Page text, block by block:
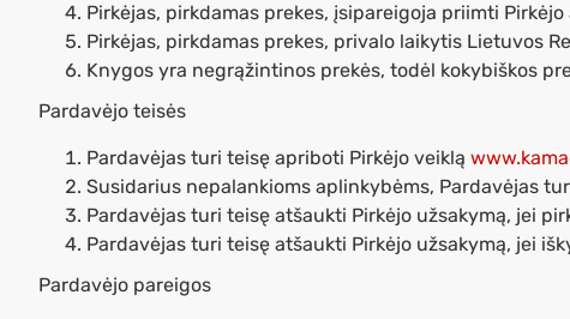
Pirkėjas, pirkdamas prekes, įsipareigoja priimti
Pirkėjas, pirkdamas prekes, privalo laikytis Lietuvos
Knygos yra negrąžintinos prekės, todėl kokybiškos
Pardavėjo teisės
Pardavėjas turi teisę apriboti Pirkėjo veiklą
Susidarius nepalankioms aplinkybėms, Pardavėjas
Pardavėjas turi teisę atšaukti Pirkėjo užsakymą, jei
Pardavėjas turi teisę atšaukti Pirkėjo užsakymą, jei
Pardavėjo pareigos